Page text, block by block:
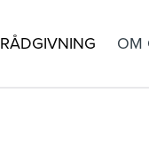
RÅDGIVNING OM